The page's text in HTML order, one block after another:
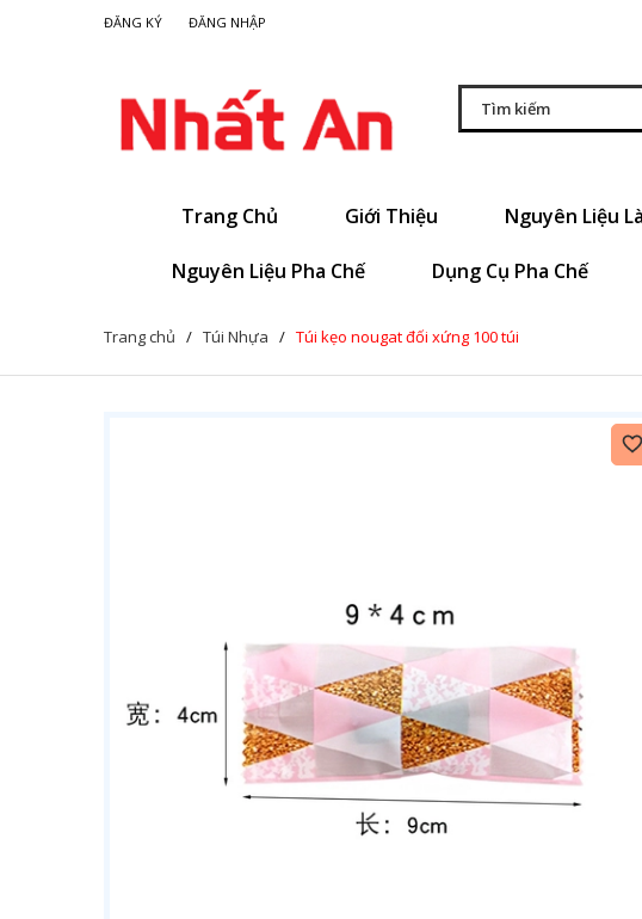
ĐĂNG KÝ ĐĂNG NHẬP
Trang Chủ Giới Thiệu Nguyên Liệu
Nguyên Liệu Pha Chế Dụng Cụ Pha Chế
Trang chủ / Túi Nhựa / Túi kẹo nougat đối xứng 100 túi